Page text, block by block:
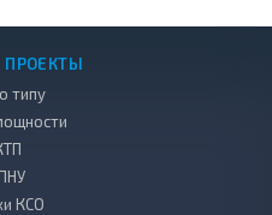
ПРОЕКТЫ
типу
КСО